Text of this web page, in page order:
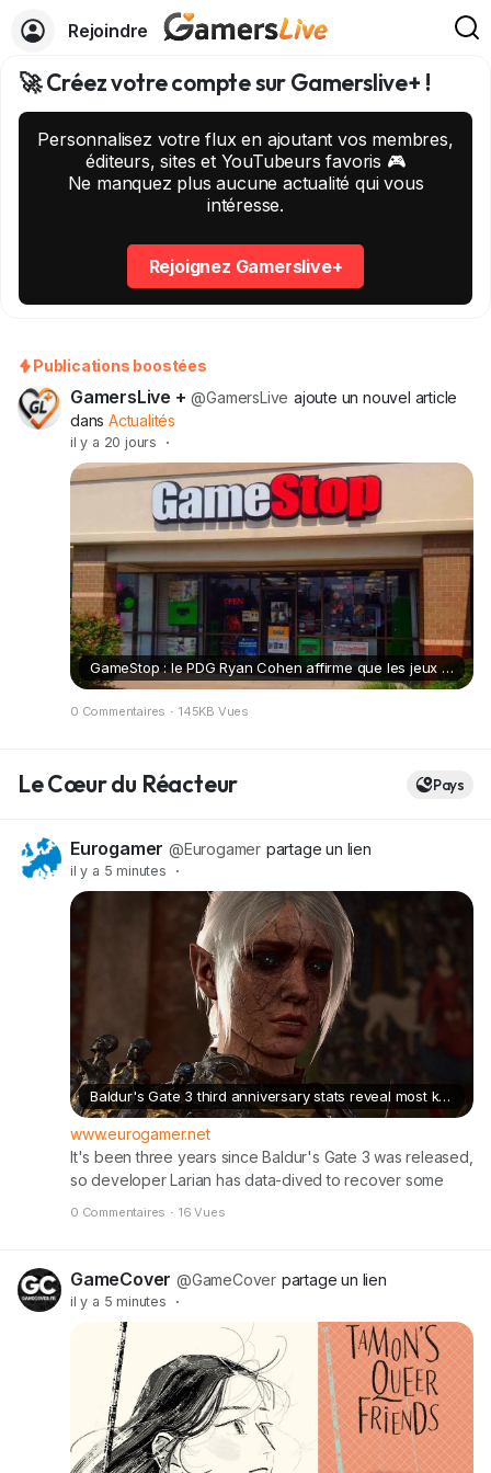
Rejoindre
🚀 Créez votre compte sur Gamerslive+ !
Personnalisez votre flux en ajoutant vos membres,
éditeurs, sites et YouTubeurs favoris 🎮
Ne manquez plus aucune actualité qui vous
intéresse.
Rejoignez Gamerslive+
Publications boostées
GamersLive + @GamersLive ajoute un nouvel article
dans Actualités
il y a 20 jours ·
GameStop : le PDG Ryan Cohen affirme que les jeux vidéo physiques représentent moins de 12 % de l’activité de l’entreprise
0 Commentaires · 145KB Vues
Le Cœur du Réacteur Pays
Eurogamer @Eurogamer partage un lien
il y a 5 minutes ·
Baldur's Gate 3 third anniversary stats reveal most killed NPCs, most used weapons, and Dark Urge players aren't the most murderous playing the game
www.eurogamer.net
It's been three years since Baldur's Gate 3 was released,
so developer Larian has data-dived to recover some
0 Commentaires · 16 Vues
GameCover @GameCover partage un lien
il y a 5 minutes ·